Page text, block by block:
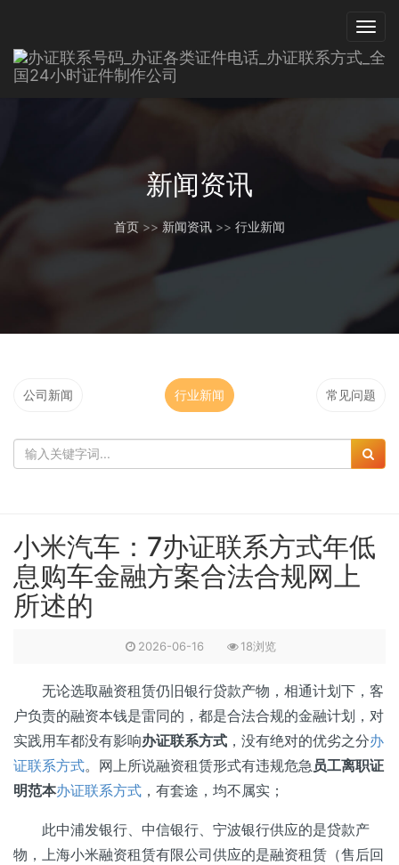
新闻资讯
首页 >> 新闻资讯 >> 行业新闻
公司新闻 行业新闻 常见问题
小米汽车：7办证联系方式年低
息购车金融方案合法合规网上
所述的
2026-06-16 18浏览
无论选取融资租赁仍旧银行贷款产物，相通计划下，客
户负责的融资本钱是雷同的，都是合法合规的金融计划，对
实践用车都没有影响办证联系方式 ，没有绝对的优劣之分办
证联系方式。网上所说融资租赁形式有违规危急员工离职证
明范本办证联系方式 ，有套途，均不属实；
此中浦发银行、中信银行、宁波银行供应的是贷款产
物，上海小米融资租赁有限公司供应的是融资租赁（售后回